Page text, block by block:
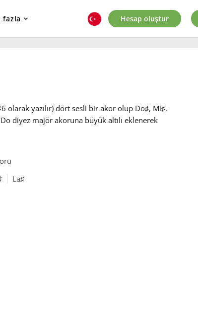
fazla Hesap oluştur
olarak yazılır) dört sesli bir akor olup Do♯, Mi♯,
diyez majör akoruna büyük altılı eklenerek
La♯